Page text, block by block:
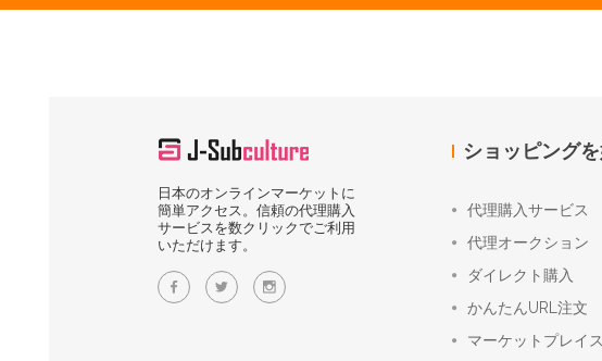
日本のオンラインマーケットに
簡単アクセス。信頼の代理購入
サービスを数クリックでご利用
いただけます。
ショッピング
代理購入サービス
代理オークション
ダイレクト購入
かんたんURL注文
マーケットプレイ